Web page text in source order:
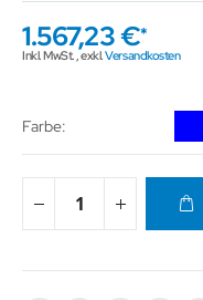
1.567,23 €
Inkl. MwSt.,exkl.Versandkosten
Farbe